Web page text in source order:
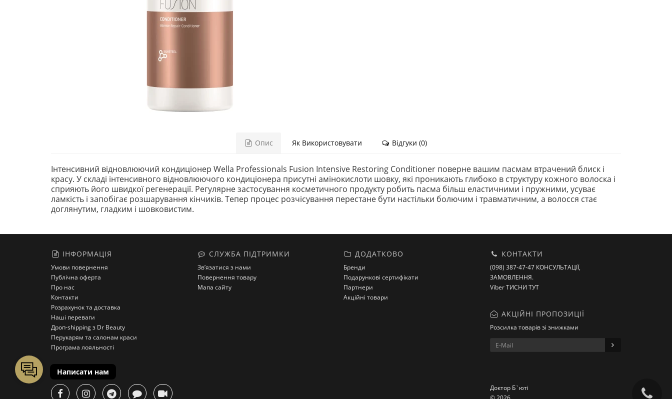
Опис Як Використовувати Відгуки (0)
Інтенсивний відновлюючий кондиціонер Wella Professionals Fusion Intensive Restoring Conditioner поверне вашим пасмам втрачений блиск і
красу. У складі інтенсивного відновлюючого кондиціонера присутні амінокислоти шовку, які проникають глибоко в структуру кожного волоска і
сприяють його швидкої регенерації. Регулярне застосування косметичного продукту робить пасма більш еластичними і пружними, усуває
ламкість і запобігає розшарування кінчиків. Тепер процес розчісування перестане бути настільки болючим і травматичним, а волосся стає
доглянутим, гладким і шовковистим.
ІНФОРМАЦІЯ
Умови повернення
Публічна оферта
Про нас
Контакти
Розрахунок та доставка
Наші переваги
Дроп-shipping з Dr Beauty
Перукарям та салонам краси
Програма лояльності
СЛУЖБА ПІДТРИМКИ
Зв’язатися з нами
Повернення товару
Мапа сайту
ДОДАТКОВО
Бренди
Подарункові сертифікати
Партнери
Акційні товари
КОНТАКТИ
(098) 387-47-47 КОНСУЛЬТАЦІЇ,
ЗАМОВЛЕННЯ.
Viber ТИСНИ ТУТ
АКЦІЙНІ ПРОПОЗИЦІЇ
Розсилка товарів зі знижками
Доктор Б`юті